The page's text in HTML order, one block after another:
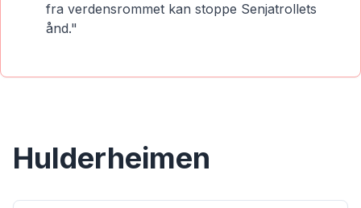
fra verdensrommet kan stoppe Senjatrollets
ånd."
Hulderheimen